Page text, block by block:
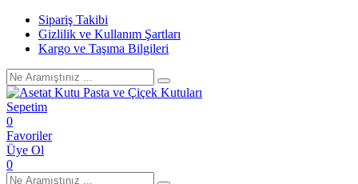
Sipariş Takibi
Gizlilik ve Kullanım Şartları
Kargo ve Taşıma Bilgileri
Sepetim
0
Favoriler
Üye Ol
0